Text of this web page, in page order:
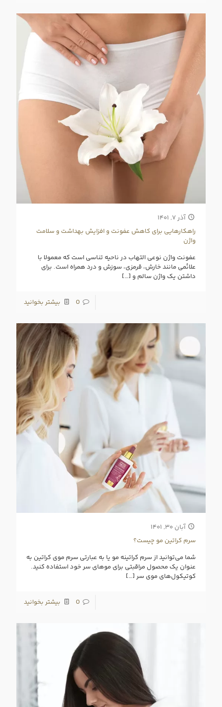
آذر ۷, ۱۴۰۱
راهکارهایی برای کاهش عفونت و افزایش بهداشت و سلامت
واژن
عفونت واژن نوعی التهاب در ناحیه تناسی است که معمولا با
علائمی مانند خارش، قرمزی، سوزش و درد همراه است. برای
داشتن یک واژن سالم و […]
0 بیشتر بخوانید
آبان ۳۰, ۱۴۰۱
سرم کراتین مو چیست؟
شما می‌توانید از سرم کراتینه مو یا به عبارتی سرم موی کراتین به
عنوان یک محصول مراقبتی برای موهای سر خود استفاده کنید.
کوتیکول‌های مو‌ی سر […]
0 بیشتر بخوانید